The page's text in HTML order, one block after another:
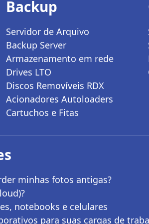
Backup
Servidor de Arquivo
Backup Server
Armazenamento em rede
Drives LTO
Discos Removíveis RDX
Acionadores Autoloaders
Cartuchos e Fitas
minhas fotos antigas?
notebooks e celulares
para suas cargas de